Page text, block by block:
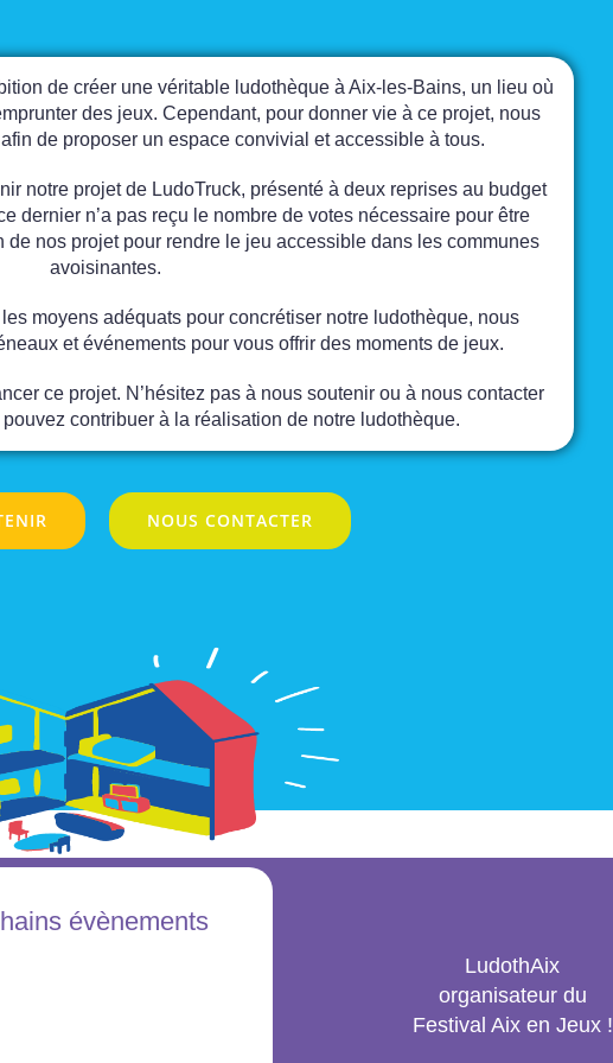
de créer une véritable ludothèque à Aix-les-Bains, un lieu où
des jeux. Cependant, pour donner vie à ce projet, nous
de proposer un espace convivial et accessible à tous.
notre projet de LudoTruck, présenté à deux reprises au budget
dernier n’a pas reçu le nombre de votes nécessaire pour être
de nos projet pour rendre le jeu accessible dans les communes
avoisinantes.
les moyens adéquats pour concrétiser notre ludothèque, nous
et événements pour vous offrir des moments de jeux.
ce projet. N’hésitez pas à nous soutenir ou à nous contacter
contribuer à la réalisation de notre ludothèque.
NOUS CONTACTER
évènements
LudothAix
organisateur du
Festival Aix en Jeux !